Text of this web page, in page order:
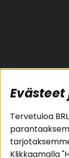
Suositut
Autostereot
Tervetuloa
Klikkaamalla